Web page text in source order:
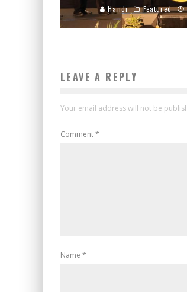
Handi Featured
LEAVE A REPLY
Your email address will not be
Comment*
Name *